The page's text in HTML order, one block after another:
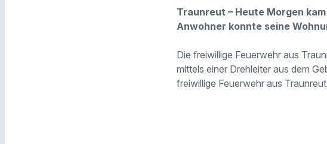
Traunreut – Heute Morgen
Anwohner konnte seine
Die freiwillige Feuerwehr aus
mittels einer Drehleiter aus dem
freiwillige Feuerwehr aus